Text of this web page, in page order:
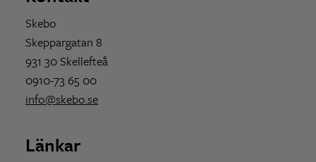
Skebo
Skeppargatan 8
931 30 Skellefteå
0910-73 65 00
info@skebo.se
Länkar